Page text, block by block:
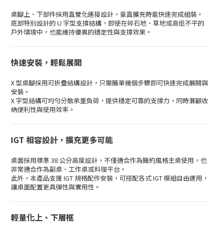
桌腳上、下部件採用直覺化連接設計，垂直擴充時能快速完成組裝。
底部特別設計的 U 字型支撐結構，即使在碎石地、草地或高低不平的
戶外環境中，也能維持優異的穩定性與支撐效果。
快速安裝，輕鬆展開
X 型桌腳採用可折疊結構設計，只需簡單幾個步驟即可快速完成展開與
安裝。
X 字型結構可均勻分散承重負荷，提供穩定可靠的支撐力，同時兼顧收
納便利性與使用效率。
IGT 相容設計，擴充更多可能
桌面採用標準 38 公分高度設計，不僅適合作為簡約風格主桌使用，也
非常適合作為副桌、工作桌或料理平台。
此外，本產品支援 IGT 規格配件安裝，可搭配各式 IGT 模組自由運用，
讓桌面配置更具彈性與實用性。
輕量化上、下層框